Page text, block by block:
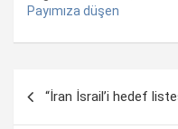
Payımıza düşen
Yazı
“İran İsrail’i hedef